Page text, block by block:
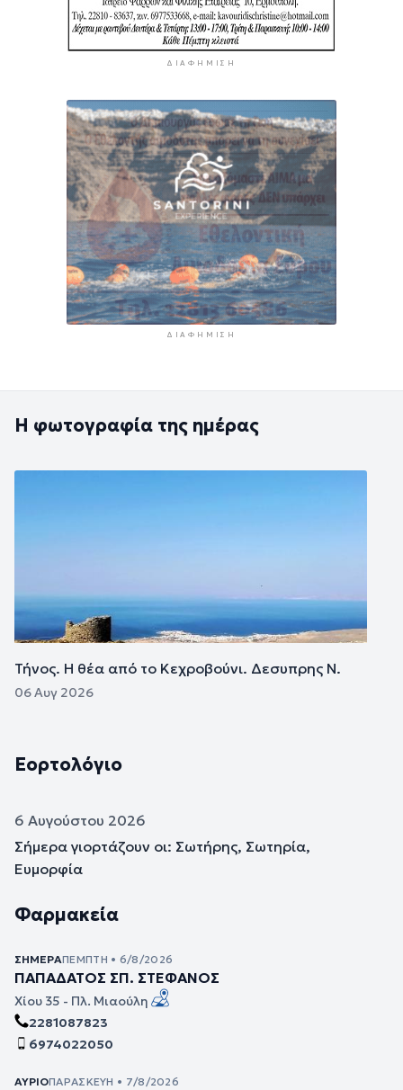
ΔΙΑΦΉΜΙΣΗ
ΔΙΑΦΉΜΙΣΗ
Η φωτογραφία της ημέρας
Τήνος. Η θέα από το Κεχροβούνι. Δεσυπρης Ν.
06 Αυγ 2026
Εορτολόγιο
6 Αυγούστου 2026
Σήμερα γιορτάζουν οι: Σωτήρης, Σωτηρία,
Ευμορφία
Φαρμακεία
ΣΉΜΕΡΑΠΈΜΠΤΗ • 6/8/2026
ΠΑΠΑΔΑΤΟΣ ΣΠ. ΣΤΕΦΑΝΟΣ
Χίου 35 - Πλ. Μιαούλη
2281087823
6974022050
ΑΎΡΙΟΠΑΡΑΣΚΕΥΉ • 7/8/2026